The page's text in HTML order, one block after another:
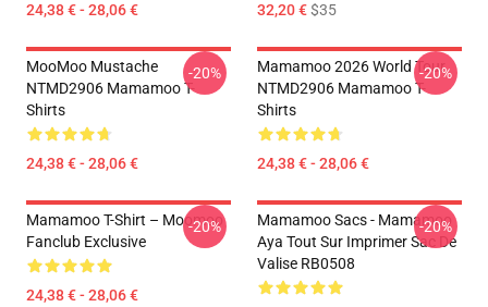
24,38 € - 28,06 € 32,20 €$35
MooMoo Mustache
NTMD2906 Mamamoo T-
Shirts
24,38 € - 28,06 €
-20%
Mamamoo 2026 World Tour
NTMD2906 Mamamoo T-
Shirts
24,38 € - 28,06 €
-20%
Mamamoo T-Shirt – Moomoo
Fanclub Exclusive
24,38 € - 28,06 €
-20%
Mamamoo Sacs - Mamamoo
Aya Tout Sur Imprimer Sac De
Valise RB0508
-20%